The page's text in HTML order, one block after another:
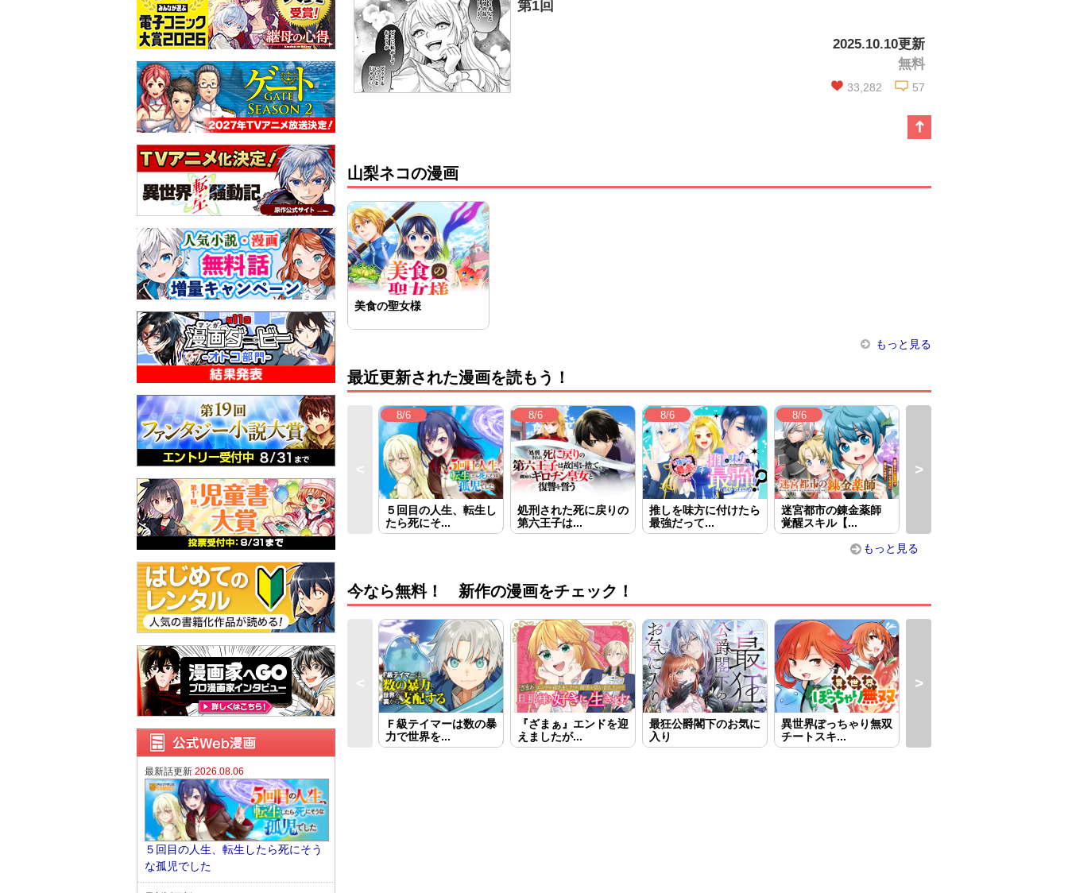
第1回
2025.10.10更新
無料
33,282 57
山梨ネコの漫画
美食の聖女様
もっと見る
最近更新された漫画を読もう！
8/6
５回目の人生、転生し
たら死にそ...
8/6
処刑された死に戻りの
第六王子は...
8/6
推しを味方に付けたら
最強だって...
8/6
迷宮都市の錬金薬師
覚醒スキル【...
もっと見る
今なら無料！ 新作の漫画をチェック！
Ｆ級テイマーは数の暴
力で世界を...
『ざまぁ』エンドを迎
えましたが...
最狂公爵閣下のお気に
入り
異世界ぽっちゃり無双
チートスキ...
最新話更新 2026.08.06
５回目の人生、転生したら死にそう
な孤児でした